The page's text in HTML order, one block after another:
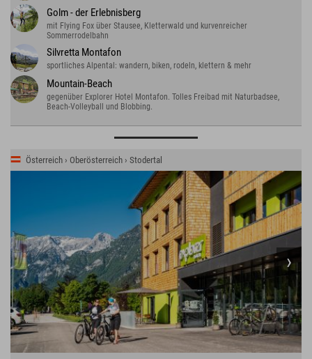
Golm - der Erlebnisberg
mit Flying Fox über Stausee, Kletterwald und kurvenreicher
Sommerrodelbahn
Silvretta Montafon
sportliches Alpental: wandern, biken, rodeln, klettern & mehr
Mountain-Beach
gegenüber Explorer Hotel Montafon. Tolles Freibad mit Naturbadsee,
Beach-Volleyball und Blobbing.
Österreich › Oberösterreich › Stodertal